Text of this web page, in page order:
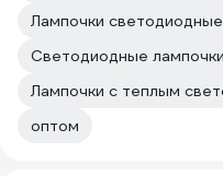
Лампочки светодиодные
Светодиодные
Лампочки с теплым
оптом